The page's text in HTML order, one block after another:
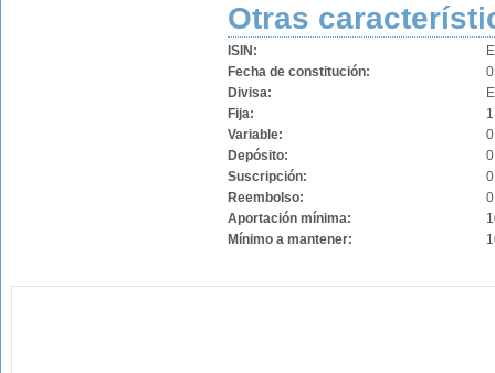
Otras
ISIN:
Fecha de constitución:
Divisa:
Fija:
Variable:
Depósito:
Suscripción:
Reembolso:
Aportación mínima:
Mínimo a mantener: